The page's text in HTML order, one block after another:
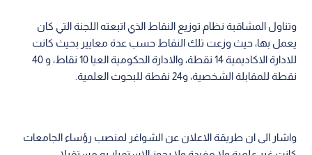
وتناول المشاقبة نظام توزيع النقاط الذي اتبعته اللجنة التي كان
يعمل بها، حيث وزعت تلك النقاط حسب عدة معايير بحيث كانت
للادارة الاكاديمية 14 نقطة، والادارة الحكومية العيا 10 نقاط، و 40
نقطة للمقابلة الشخصية، و24 نقطة للبحوث العلمية.
واشار الى ان طريقة الاعلان عن الشواغر لمنصب رؤساء الجامعات